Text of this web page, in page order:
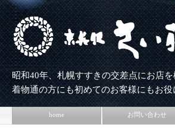
昭和40年、札幌すすきの交差点にお店
着物通の方にも初めてのお客様にもお
home お問い合わせ